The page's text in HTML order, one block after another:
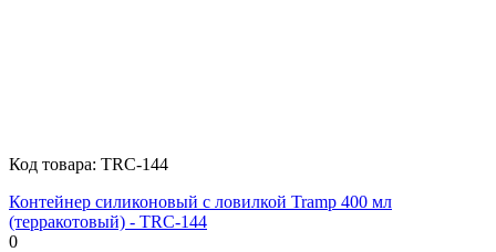
Код товара: TRC-144
Контейнер силиконовый с ловилкой Tramp 400 мл
(терракотовый) - TRC-144
0